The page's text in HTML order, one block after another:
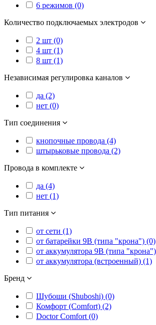
6 режимов (0)
Количество подключаемых электродов
2 шт (0)
4 шт (1)
8 шт (1)
Независимая регулировка каналов
да (2)
нет (0)
Тип соединения
кнопочные провода (4)
штырьковые провода (2)
Провода в комплекте
да (4)
нет (1)
Тип питания
от сети (1)
от батарейки 9В (типа "крона") (0)
от аккумулятора 9В (типа
от аккумулятора (встроенный) (1)
Бренд
Шубоши (Shuboshi) (0)
Комфорт (Comfort) (2)
Doctor Comfort (0)